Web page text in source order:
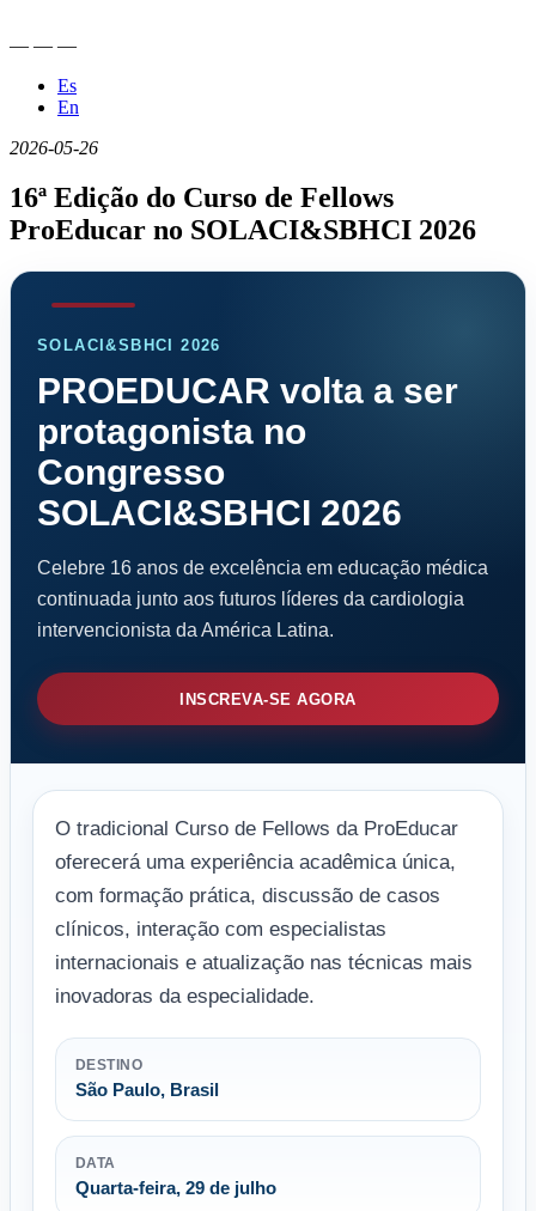
— — —
Es
En
2026-05-26
16ª Edição do Curso de Fellows
ProEducar no SOLACI&SBHCI 2026
SOLACI&SBHCI 2026
PROEDUCAR volta a ser
protagonista no
Congresso
SOLACI&SBHCI 2026
Celebre 16 anos de excelência em educação médica
continuada junto aos futuros líderes da cardiologia
intervencionista da América Latina.
INSCREVA-SE AGORA
O tradicional Curso de Fellows da ProEducar
oferecerá uma experiência acadêmica única,
com formação prática, discussão de casos
clínicos, interação com especialistas
internacionais e atualização nas técnicas mais
inovadoras da especialidade.
DESTINO
São Paulo, Brasil
DATA
Quarta-feira, 29 de julho